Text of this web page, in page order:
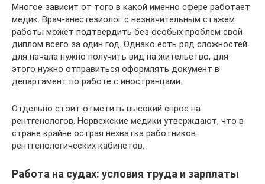
Многое зависит от того в какой именно сфере работает
медик. Врач-анестезиолог с незначительным стажем
работы может подтвердить без особых проблем свой
диплом всего за один год. Однако есть ряд сложностей:
для начала нужно получить вид на жительство, для
этого нужно отправиться оформлять документ в
департамент по работе с иностранцами.
Отдельно стоит отметить высокий спрос на
рентгенологов. Норвежские медики утверждают, что в
стране крайне острая нехватка работников
рентгенологических кабинетов.
Работа на судах: условия труда и зарплаты